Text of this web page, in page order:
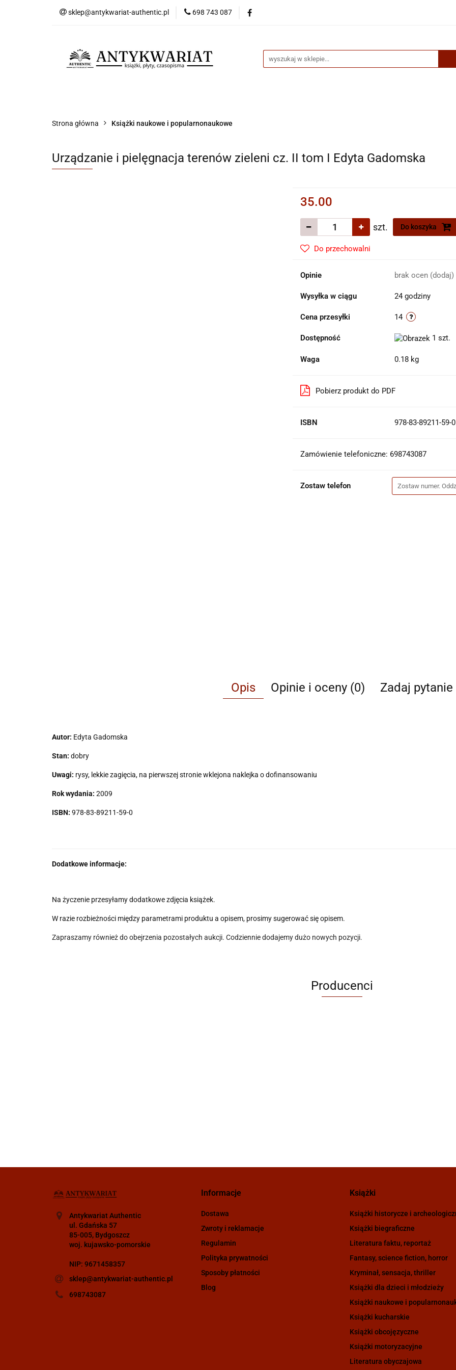
sklep@antykwariat-authentic.pl 698 743 087
Kategorie
Strona główna Książki naukowe i popularnonaukowe
Urządzanie i pielęgnacja terenów zieleni cz. II tom I Edyta Gadomska
35.00
szt. Do koszyka
Do przechowalni
Opinie brak ocen (dodaj)
Wysyłka w ciągu 24 godziny
Cena przesyłki 14
Dostępność 1 szt.
Waga 0.18 kg
Pobierz produkt do PDF
ISBN 978-83-89211-59-0
Zamówienie telefoniczne: 698743087
Zostaw telefon
Opis Opinie i oceny (0) Zadaj pytanie
Autor: Edyta Gadomska
Stan: dobry
Uwagi: rysy, lekkie zagięcia, na pierwszej stronie wklejona naklejka o dofinansowaniu
Rok wydania: 2009
ISBN: 978-83-89211-59-0
Dodatkowe informacje:
Na życzenie przesyłamy dodatkowe zdjęcia książek.
W razie rozbieżności między parametrami produktu a opisem, prosimy sugerować się opisem.
Zapraszamy również do obejrzenia pozostałych aukcji. Codziennie dodajemy dużo nowych pozycji.
Producenci
Antykwariat Authentic
ul. Gdańska 57
85-005, Bydgoszcz
woj. kujawsko-pomorskie
NIP: 9671458357
sklep@antykwariat-authentic.pl
698743087
Informacje
Dostawa
Zwroty i reklamacje
Regulamin
Polityka prywatności
Sposoby płatności
Blog
Książki
Książki historycze i
Książki biegraficzne
Literatura faktu, reportaż
Fantasy, science fiction, horror
Kryminał, sensacja, thriller
Książki dla dzieci i młodzieży
Książki naukowe i
Książki kucharskie
Książki obcojęzyczne
Książki motoryzacyjne
Literatura obyczajowa